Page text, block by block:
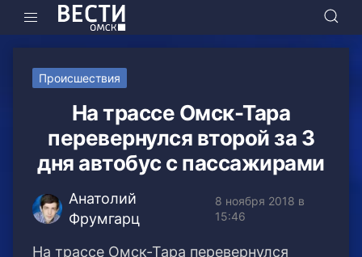
Происшествия
На трассе Омск-Тара
перевернулся второй за 3
дня автобус с пассажирами
Анатолий
Фрумгарц
8 ноября 2018 в
15:46
На трассе Омск-Тара перевернулся